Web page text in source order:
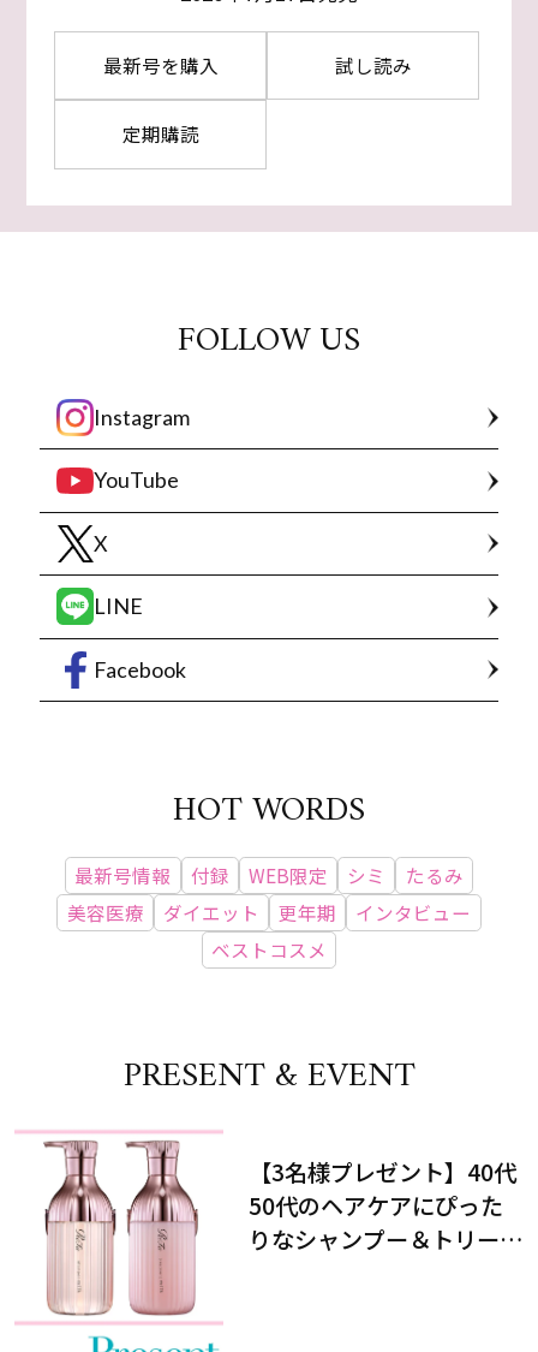
最新号を購入 試し読み
定期購読
FOLLOW US
Instagram
YouTube
X
LINE
Facebook
HOT WORDS
最新号情報 付録 WEB限定 シミ
たるみ
美容医療
ダイエット 更年期
インタビュー
ベストコスメ
PRESENT & EVENT
【3名様プレゼント】40代
50代のヘアケアにぴった
りなシャンプー＆トリート